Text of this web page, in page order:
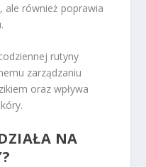
ale również poprawia
rutyny
zarządzaniu
oraz wpływa
NA